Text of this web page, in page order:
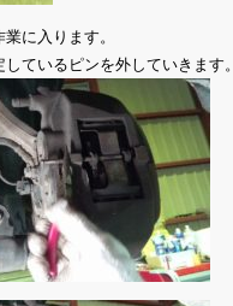
に入ります。
ているピンを外していきます。